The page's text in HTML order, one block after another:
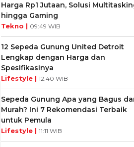
Harga Rp1 Jutaan, Solusi
hingga Gaming
Tekno | 09:49 WIB
12 Sepeda Gunung United Detroit
Lengkap dengan Harga dan
Spesifikasinya
Lifestyle | 12:40 WIB
Sepeda Gunung Apa yang Bagus
Murah? Ini 7 Rekomendasi Terbaik
untuk Pemula
Lifestyle | 11:11 WIB